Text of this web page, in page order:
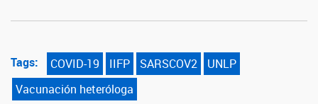
Tags: COVID-19 IIFP SARSCOV2
UNLP
Vacunación heteróloga